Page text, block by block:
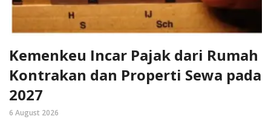
Kemenkeu Incar Pajak dari Rumah
Kontrakan dan Properti Sewa pada
2027
6 August 2026